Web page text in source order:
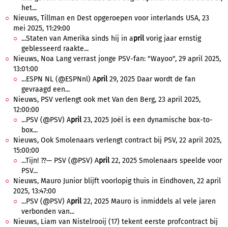
het...
Nieuws, Tillman en Dest opgeroepen voor interlands USA, 23
mei 2025, 11:29:00
...Staten van Amerika sinds hij in aprilvorig jaar ernstig
geblesseerd raakte...
Nieuws, Noa Lang verrast jonge PSV-fan: "Wayoo", 29 april 2025,
13:01:00
...ESPN NL (@ESPNnl) April29, 2025 Daar wordt de fan
gevraagd een...
Nieuws, PSV verlengt ook met Van den Berg, 23 april 2025,
12:00:00
...PSV (@PSV) April23, 2025 Joël is een dynamische box-to-
box...
Nieuws, Ook Smolenaars verlengt contract bij PSV, 22 april 2025,
15:00:00
...Tijn! ??— PSV (@PSV) April22, 2025 Smolenaars speelde voor
PSV...
Nieuws, Mauro Junior blijft voorlopig thuis in Eindhoven, 22 april
2025, 13:47:00
...PSV (@PSV) April22, 2025 Mauro is inmiddels al vele jaren
verbonden van...
Nieuws, Liam van Nistelrooij (17) tekent eerste profcontract bij